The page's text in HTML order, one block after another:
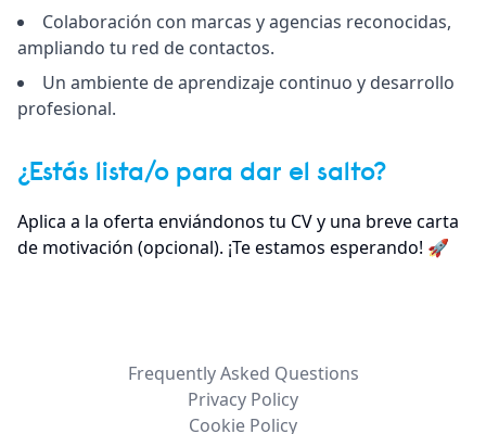
Colaboración con marcas y agencias reconocidas,
ampliando tu red de contactos.
Un ambiente de aprendizaje continuo y desarrollo
profesional.
¿Estás lista/o para dar el salto?
Aplica a la oferta enviándonos tu CV y una breve carta
de motivación (opcional). ¡Te estamos esperando! 🚀
Frequently Asked Questions
Privacy Policy
Cookie Policy